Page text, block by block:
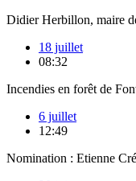
Didier Herbillon, maire
18 juillet
08:32
Incendies en forêt de
6 juillet
12:49
Nomination : Etienne